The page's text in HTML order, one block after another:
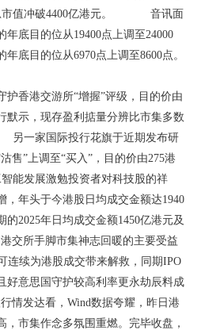
总市值冲破4400亿港元。 音讯面
年底目的位从19400点上调至24000
底目的位从6970点上调至8600点。
护香港交游所“增握”评级，目的价由
默示，现存盈利掂量分辨比市集多数
一家国际投行花旗于近期发布研
售”上调至“买入”，目的价由275港
能发展激勉投资者对科技股的祥
，年头于今港股日均成交金额达1940
2025年日均成交金额1450亿港元及
所手脚市集神志回暖的主要受益
连续为港股成交带来解救，同期IPO
好意思国守护较高利率更永劫辰料成
达看，Wind数据夸耀，昨日港
，市集作念多氛围重燃。完毕收盘，